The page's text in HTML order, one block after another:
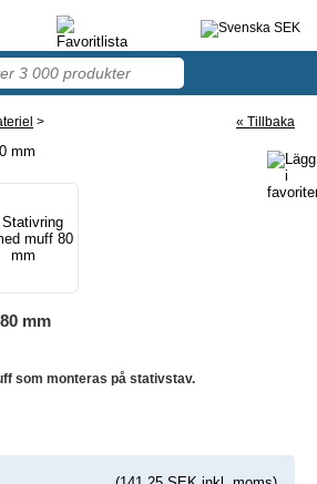
46
> « Tillbaka
mm
som monteras på stativstav.